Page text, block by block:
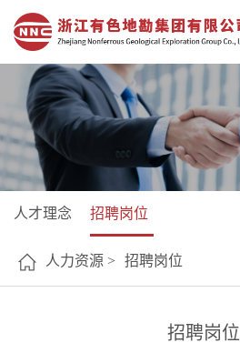
人才理念 招聘岗位
人力资源 > 招聘岗位
招聘岗位